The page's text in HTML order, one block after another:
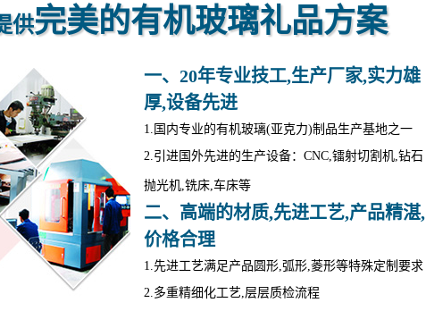
供完美的有机玻璃礼品方案
一、20年专业技工,生产厂家,实力雄
厚,设备先进
1.国内专业的有机玻璃(亚克力)制品生产基地之一
2.引进国外先进的生产设备：CNC,镭射切割机,钻石
抛光机,铣床,车床等
二、高端的材质,先进工艺,产品精湛,
价格合理
1.先进工艺满足产品圆形,弧形,菱形等特殊定制要求
2.多重精细化工艺,层层质检流程